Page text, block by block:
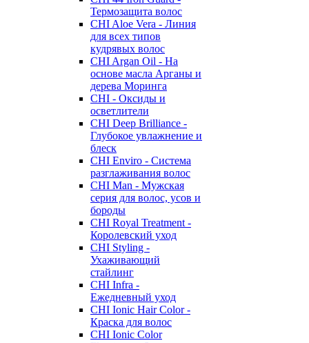
Термозащита волос
CHI Aloe Vera - Линия
для всех типов
кудрявых волос
CHI Argan Oil - На
основе масла Арганы и
дерева Моринга
CHI - Оксиды и
осветлители
CHI Deep Brilliance -
Глубокое увлажнение и
блеск
CHI Enviro - Система
разглаживания волос
CHI Man - Мужская
серия для волос, усов и
бороды
CHI Royal Treatment -
Королевский уход
CHI Styling -
Ухаживающий
стайлинг
CHI Infra -
Ежедневный уход
CHI Ionic Hair Color -
Краска для волос
CHI Ionic Color